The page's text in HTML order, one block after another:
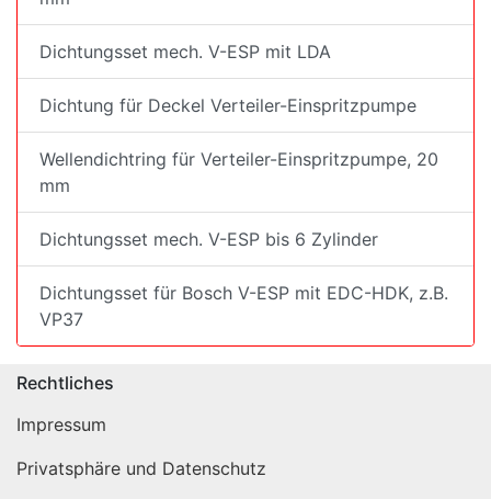
Dichtungsset mech. V-ESP mit LDA
Dichtung für Deckel Verteiler-Einspritzpumpe
Wellendichtring für Verteiler-Einspritzpumpe, 20
mm
Dichtungsset mech. V-ESP bis 6 Zylinder
Dichtungsset für Bosch V-ESP mit EDC-HDK, z.B.
VP37
Rechtliches
Impressum
Privatsphäre und Datenschutz